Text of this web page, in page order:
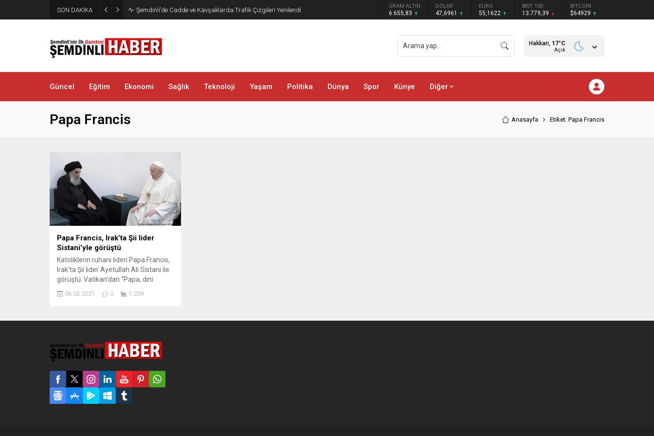
SON DAKİKA Şemdinli’de Cadde ve Kavşaklarda Trafik Çizgileri Yenilendi GRAM ALTIN
6.655,83
DOLAR
47,6961
EURO
55,1622
BIST 100
13.779,39
BITCOIN
$64929
Hakkari, 17°C
Açık
Güncel Eğitim Ekonomi Sağlık Teknoloji Yaşam Politika Dünya Spor Künye Diğer
Papa Francis Anasayfa Etiket: Papa Francis
Papa Francis, Irak’ta Şii lider
Sistani’yle görüştü
Katoliklerin ruhani lideri Papa Francis,
Irak’ta Şii lider Ayetullah Ali Sistani ile
görüştü. Vatikan’dan “Papa, dini
dostluğun önemine dikkat çekti”
Francis, Şii lider Ayetullah...
06.03.2021 0 1.209